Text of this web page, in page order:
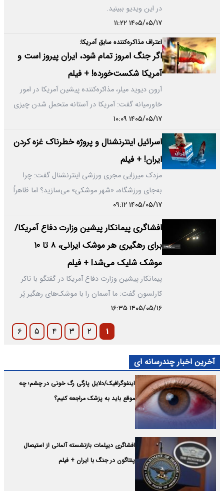
در این ویدیو ببینید.
۱۴۰۵/۰۵/۱۷ ۱۱:۲۲
اعتراف مذاکره‌کننده سابق آمریکا:
اگر جنگ امروز تمام شود، ایران پیروز است و
آمریکا شکست‌خورده! + فیلم
آرون دیوید میلر، مذاکره‌کننده پیشین آمریکا در امور
خاورمیانه گفت: آمریکا در آستانه متحمل شدن چیزی
قرار دارد که شاید…
۱۴۰۵/۰۵/۱۷ ۱۰:۰۹
اسرائیل اینترنشنال و پروژه خطرناک غزه کردن
ایران! + فیلم
مزدک میرزایی مجری ورزشی اینترنشنال گفت: چرا
به‌جای ورزشگاه، «شهر موشکی» می‌سازید؟ اما ظاهراً
فراموش کرده اگر ایران…
۱۴۰۵/۰۵/۱۷ ۰۹:۱۲
افشاگری پیمانکار پیشین وزارت دفاع آمریکا/
برای رهگیری هر موشک ایرانی، ۸ تا ۱۰
موشک شلیک می‌شد! + فیلم
پیمانکار پیشین وزارت دفاع آمریکا در گفتگو با تاکر
کارلسون گفت: ما آسمان را با موشک‌های رهگیر پُر
می‌کردیم؛ برای هر…
۱۴۰۵/۰۵/۱۶ ۱۶:۳۵
۱ ۲ ۳ ۴ ۵ ۶
آخرین اخبار چندرسانه ای
اینفوگرافیک/دلایل پارگی رگ خونی در چشم؛ چه
موقع باید به پزشک مراجعه کنیم؟
افشاگری دیپلمات بازنشسته آلمانی از استیصال
پنتاگون در جنگ با ایران + فیلم